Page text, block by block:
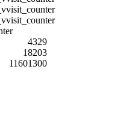
4329
18203
11601300